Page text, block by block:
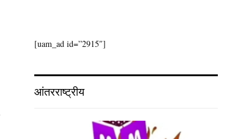
[uam_ad id=”2915″]
आंतरराष्ट्रीय